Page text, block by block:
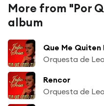
More from "Por
album
Que Me Quiten
Orquesta de
Rencor
Orquesta de